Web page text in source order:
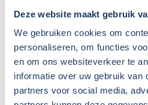
Deze website maakt gebruik
We gebruiken cookies om
personaliseren, om functies
en om ons websiteverkeer te
informatie over uw gebruik van
partners voor social media,
HUURDER
Naam: